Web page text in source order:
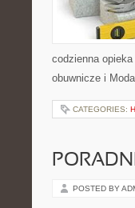
codzienna
obuwnicze i
CATEGORIES:
POSTED BY